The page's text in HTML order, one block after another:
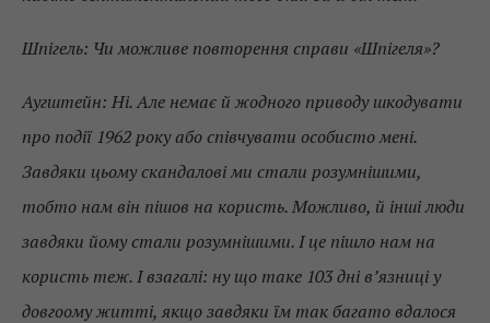
Шпігель: Чи можливе повторення справи «Шпігеля»?
Аугштейн: Ні. Але немає й жодного приводу шкодувати
про події 1962 року або співчувати особисто мені.
Завдяки цьому скандалові ми стали розумнішими,
тобто нам він пішов на користь. Можливо, й інші люди
завдяки йому стали розумнішими. І це пішло нам на
користь теж. І взагалі: ну що таке 103 дні в’язниці у
довгоому житті, якщо завдяки їм так багато вдалося